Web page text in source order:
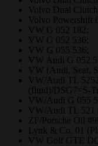
Volvo Dual
Volvo Powershift
VW G 052 182;
VW G 052 536;
VW G 055 536;
VW Audi G 052
VW (Audi, Seat,
VW/Audi TL
(fluid)/DSG7=S-
VW/Audi G 055
VW/Audi TL 521
ZF/Porsche Oil
Lynk & Co. 01
VW Golf GTE